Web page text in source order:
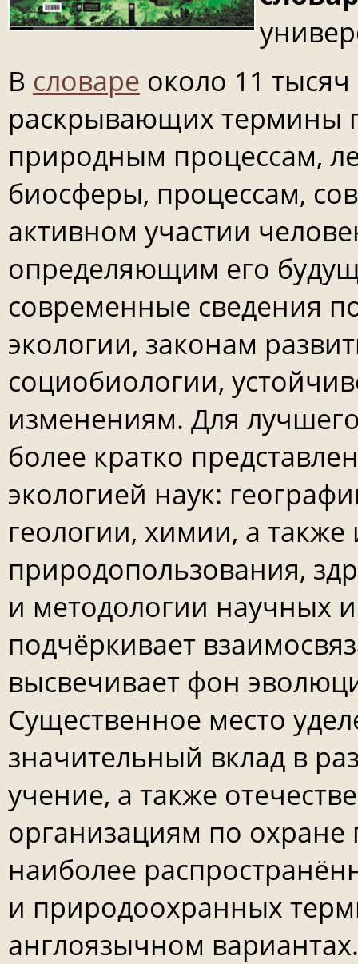
В словаре около 11
раскрывающих термины
природным процессам,
биосферы, процессам,
активном участии
определяющим его
современные сведения
экологии, законам
социобиологии,
изменениям. Для
более кратко
экологией наук:
геологии, химии, а
природопользования,
и методологии научных
подчёркивает
высвечивает фон
Существенное место
значительный вклад в
учение, а также
организациям по
наиболее
и природоохранных
англоязычном вариантах.